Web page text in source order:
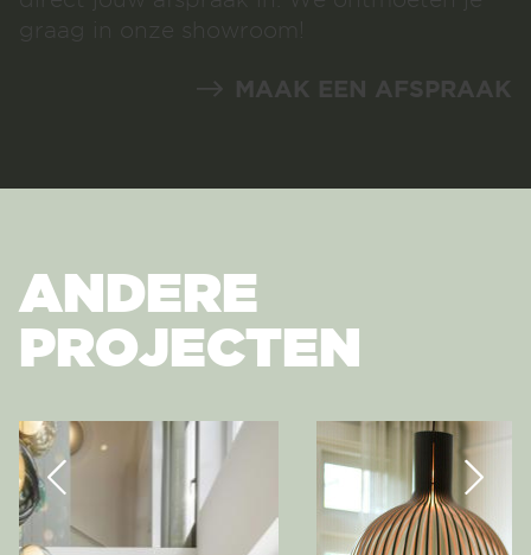
eigen stijl vind je bij Meijs Wonen. Plan
PROJECTEN